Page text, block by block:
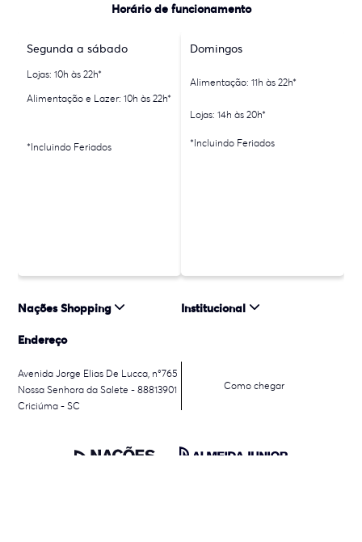
Horário de funcionamento
Segunda a sábado
Lojas: 10h às 22h*
Alimentação e Lazer: 10h às 22h*
*Incluindo Feriados
Domingos
Alimentação: 11h às 22h*
Lojas: 14h às 20h*
*Incluindo Feriados
Nações Shopping Institucional
Endereço
Avenida Jorge Elias De Lucca, n°765
Nossa Senhora da Salete - 88813901
Criciúma - SC
Como chegar